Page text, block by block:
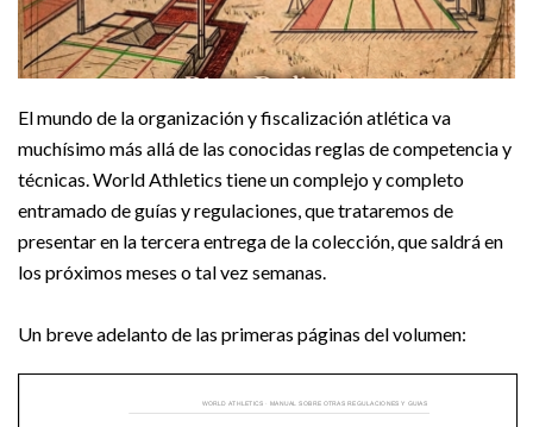
El mundo de la organización y fiscalización atlética va
muchísimo más allá de las conocidas reglas de competencia y
técnicas. World Athletics tiene un complejo y completo
entramado de guías y regulaciones, que trataremos de
presentar en la tercera entrega de la colección, que saldrá en
los próximos meses o tal vez semanas.
Un breve adelanto de las primeras páginas del volumen: